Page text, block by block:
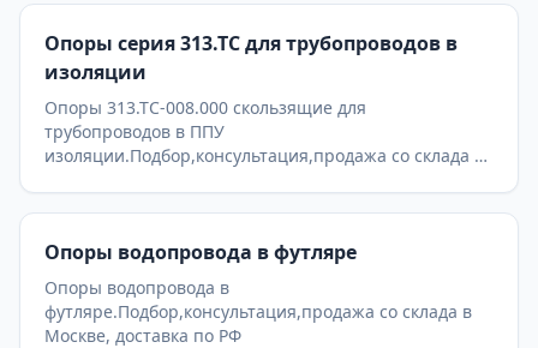
Опоры серия 313.ТС для трубопроводов в
изоляции
Опоры 313.ТС-008.000 скользящие для
трубопроводов в ППУ
изоляции.Подбор,консультация,продажа со склада в
Опоры водопровода в футляре
Опоры водопровода в
футляре.Подбор,консультация,продажа со склада в
Москве, доставка по РФ